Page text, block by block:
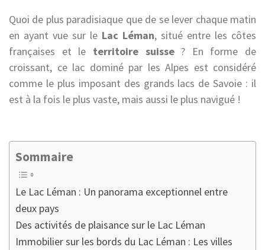
Quoi de plus paradisiaque que de se lever chaque matin
en ayant vue sur le Lac Léman, situé entre les côtes
françaises et le territoire suisse? En forme de
croissant, ce lac dominé par les Alpes est considéré
comme le plus imposant des grands lacs de Savoie : il
est à la fois le plus vaste, mais aussi le plus navigué !
Sommaire
Le Lac Léman : Un panorama exceptionnel entre
deux pays
Des activités de plaisance sur le Lac Léman
Immobilier sur les bords du Lac Léman : Les villes